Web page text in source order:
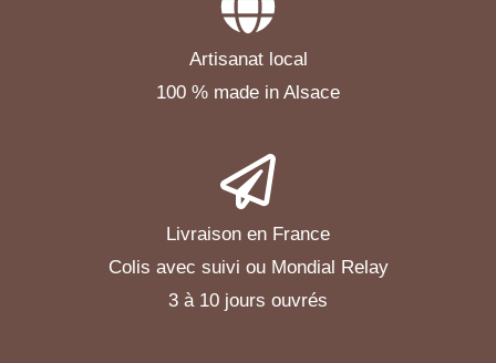
Artisanat local
100 % made in Alsace
Livraison en France
Colis avec suivi ou Mondial Relay
3 à 10 jours ouvrés